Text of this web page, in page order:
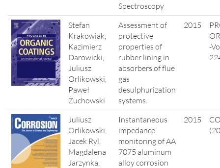
Spectroscopy
Stefan
Krakowiak,
Kazimierz
Darowicki,
Juliusz
Orlikowski,
Paweł
Żuchowski
Assessment of
protective
properties of
rubber lining in
absorbers of flue
gas
desulphurization
systems.
2015
-
Juliusz
Orlikowski,
Jacek Ryl,
Magdalena
Jarzynka,
Instantaneous
impedance
monitoring of AA
7075 aluminum
alloy corrosion
2015